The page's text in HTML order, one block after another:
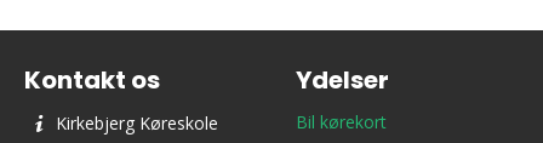
Kontakt os
Kirkebjerg Køreskole
Ydelser
Bil kørekort